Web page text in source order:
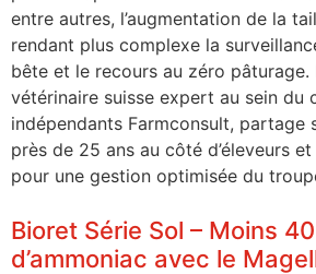
entre autres, l’augmentation de la
rendant plus complexe la
bête et le recours au zéro pâturage.
vétérinaire suisse expert au sein du
indépendants Farmconsult, partage
près de 25 ans au côté d’éleveurs
pour une gestion optimisée du
Bioret Série Sol – Moins
d’ammoniac avec le